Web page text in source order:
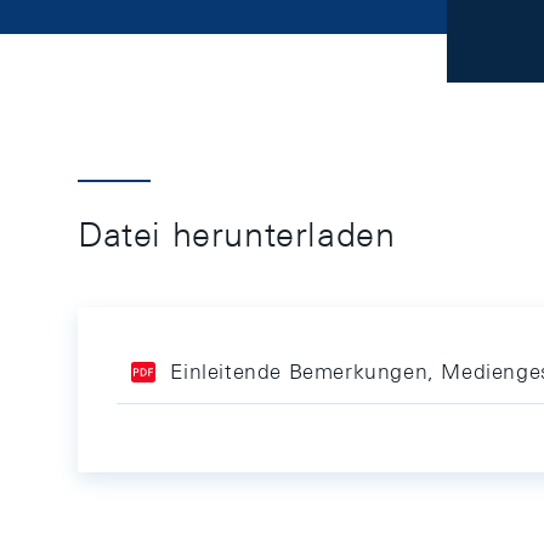
Datei herunterladen
Einleitende Bemerkungen,